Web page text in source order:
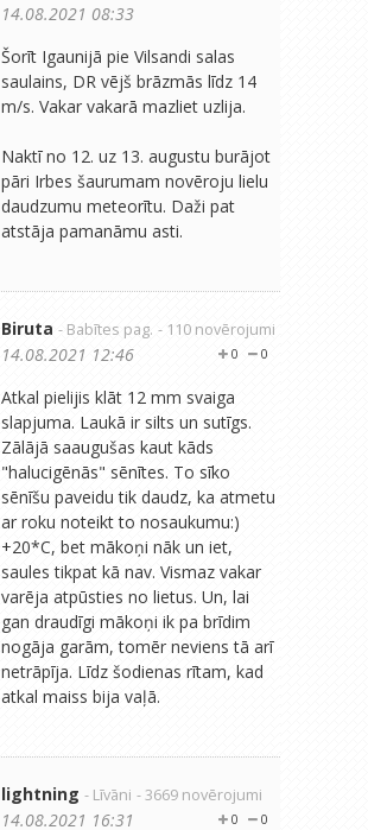
14.08.2021 08:33
Šorīt Igaunijā pie Vilsandi salas
saulains, DR vējš brāzmās līdz 14
m/s. Vakar vakarā mazliet uzlija.
Naktī no 12. uz 13. augustu burājot
pāri Irbes šaurumam novēroju lielu
daudzumu meteorītu. Daži pat
atstāja pamanāmu asti.
Biruta - Babītes pag. - 110 novērojumi
0
0
14.08.2021 12:46
Atkal pielijis klāt 12 mm svaiga
slapjuma. Laukā ir silts un sutīgs.
Zālājā saaugušas kaut kāds
"halucigēnās" sēnītes. To sīko
sēnīšu paveidu tik daudz, ka atmetu
ar roku noteikt to nosaukumu:)
+20*C, bet mākoņi nāk un iet,
saules tikpat kā nav. Vismaz vakar
varēja atpūsties no lietus. Un, lai
gan draudīgi mākoņi ik pa brīdim
nogāja garām, tomēr neviens tā arī
netrāpīja. Līdz šodienas rītam, kad
atkal maiss bija vaļā.
lightning - Līvāni - 3669 novērojumi
0
0
14.08.2021 16:31